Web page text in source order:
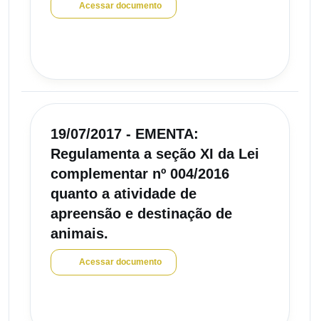
Acessar documento
19/07/2017 - EMENTA:
Regulamenta a seção XI da Lei
complementar nº 004/2016
quanto a atividade de
apreensão e destinação de
animais.
Acessar documento